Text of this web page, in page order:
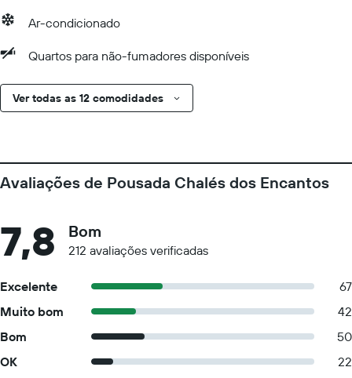
Ar-condicionado
Quartos para não-fumadores disponíveis
Ver todas as 12 comodidades
Avaliações de Pousada Chalés dos Encantos
7,8 Bom
212 avaliações verificadas
Excelente
67
Muito bom
42
Bom
50
OK
22